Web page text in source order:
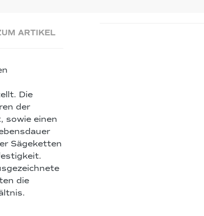
ARTIKEL
Die
der
sowie einen
Sägeketten
die